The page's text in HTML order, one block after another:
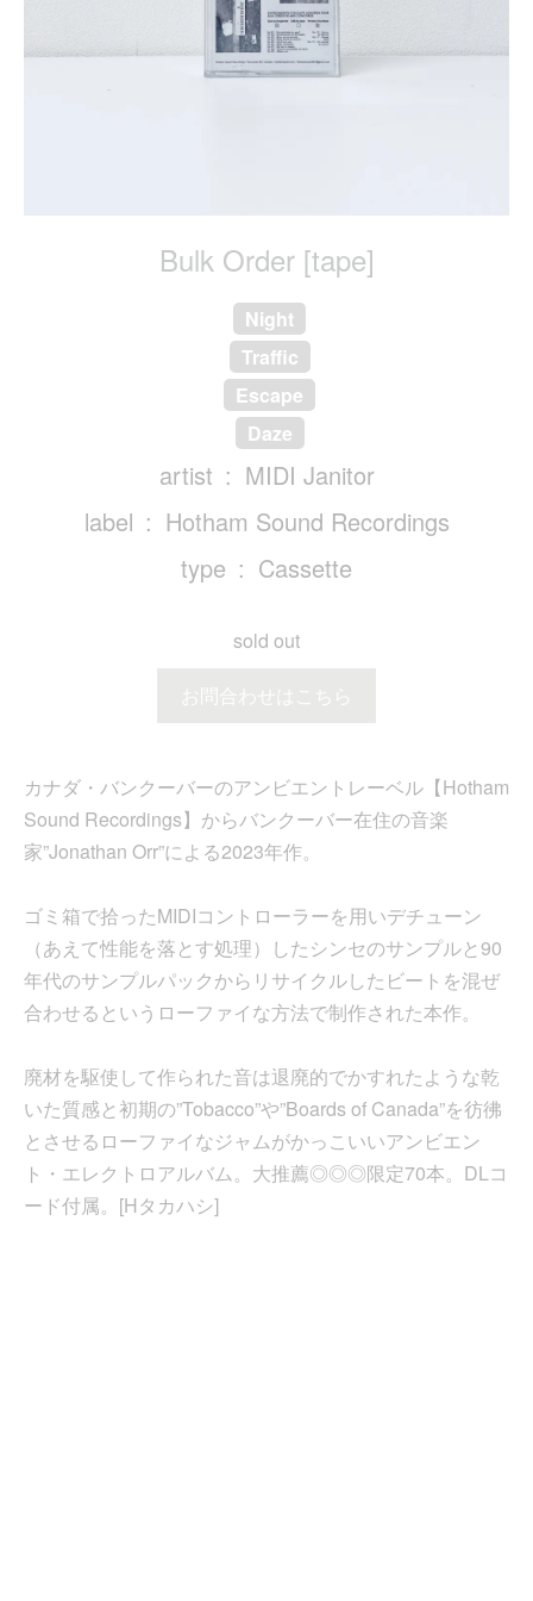
Bulk Order [tape]
Night
Traffic
Escape
Daze
artist
MIDI Janitor
label
Hotham Sound Recordings
type
Cassette
sold out
お問合わせはこちら
カナダ・バンクーバーのアンビエントレーベル【Hotham
Sound Recordings】からバンクーバー在住の音楽
家”Jonathan Orr”による2023年作。
ゴミ箱で拾ったMIDIコントローラーを用いデチューン
（あえて性能を落とす処理）したシンセのサンプルと90
年代のサンプルパックからリサイクルしたビートを混ぜ
合わせるというローファイな方法で制作された本作。
廃材を駆使して作られた音は退廃的でかすれたような乾
いた質感と初期の”Tobacco”や”Boards of Canada”を彷彿
とさせるローファイなジャムがかっこいいアンビエン
ト・エレクトロアルバム。大推薦◎◎◎限定70本。DLコ
ード付属。[Hタカハシ]